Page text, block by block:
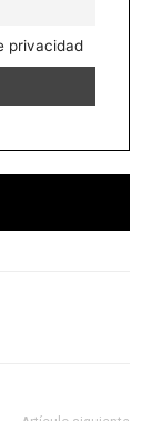
privacidad